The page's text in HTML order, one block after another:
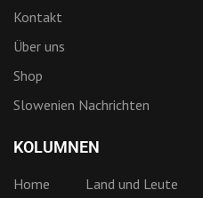
Kontakt
Über uns
Shop
Slowenien Nachrichten
KOLUMNEN
Home Land und Leute